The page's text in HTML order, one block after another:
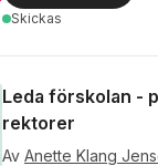
Skickas
Leda förskolan -
rektorer
Av Anette Klang